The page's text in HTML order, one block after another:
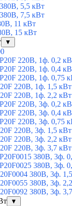
5,5 кВт
7,5 кВт
11 кВт
15 кВт
▼
220В, 1ф. 0,2
220В, 1ф. 0,4
220В, 1ф. 0,75
220В, 1ф. 1,5 кВт
220В, 1ф. 2,2 кВт
220В, 3ф. 0,2
220В, 3ф. 0,4
220В, 3ф. 0,75
220В, 3ф. 1,5 кВт
220В, 3ф. 2,2 кВт
220В, 3ф. 3,7 кВт
380В, 3ф.
380В, 3ф.
380В, 3ф.
380В, 3ф.
380В, 3ф.
▼